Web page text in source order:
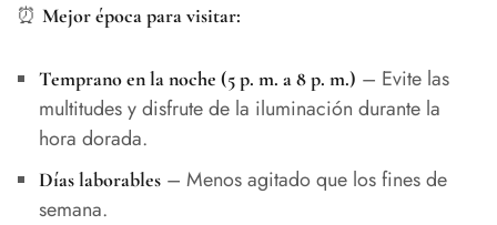
⏰ Mejor época para visitar:
Temprano en la noche (5 p. m. a 8 p. m.) – Evite las
multitudes y disfrute de la iluminación durante la
hora dorada.
Días laborables– Menos agitado que los fines de
semana.